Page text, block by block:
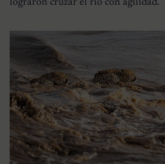
lograron cruzar el rió con agilidad.